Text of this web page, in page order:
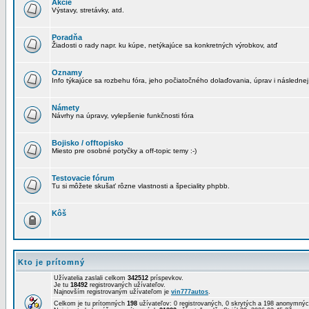
Akcie
Výstavy, stretávky, atd.
Poradňa
Žiadosti o rady napr. ku kúpe, netýkajúce sa konkretných výrobkov, atď
Oznamy
Info týkajúce sa rozbehu fóra, jeho počiatočného dolaďovania, úprav i následnej
Námety
Návrhy na úpravy, vylepšenie funkčnosti fóra
Bojisko / offtopisko
Miesto pre osobné potyčky a off-topic temy :-)
Testovacie fórum
Tu si môžete skušať rôzne vlastnosti a špeciality phpbb.
Kôš
Kto je prítomný
Užívatelia zaslali celkom 342512 príspevkov.
Je tu 18492 registrovaných užívateľov.
Najnovším registrovaným užívateľom je vin777autos.
Celkom je tu prítomných 198 užívateľov: 0 registrovaných, 0 skrytých a 198